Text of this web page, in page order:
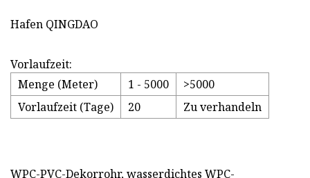
Hafen QINGDAO
Vorlaufzeit:
Menge (Meter)
1 - 5000
>5000
Vorlaufzeit (Tage)
20 Zu verhandeln
WPC-PVC-Dekorrohr, wasserdichtes WPC-